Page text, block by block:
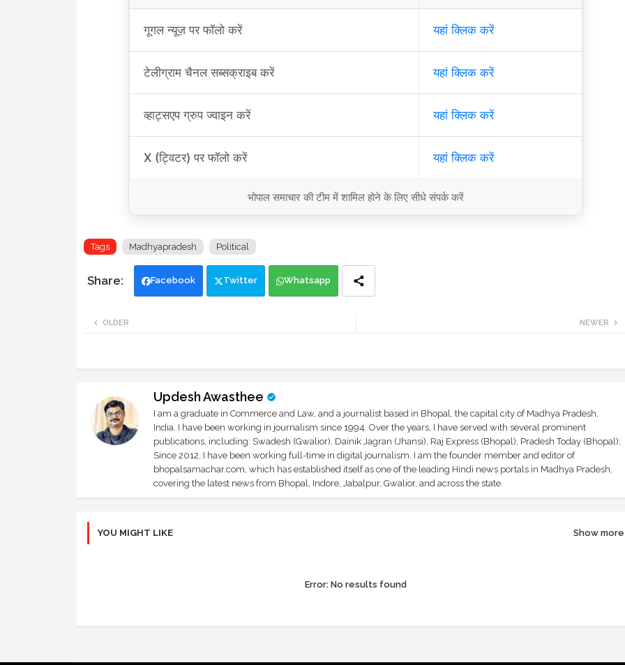
गूगल न्यूज़ पर फॉलो करें यहां क्लिक करें
टेलीग्राम चैनल सब्सक्राइब करें यहां क्लिक करें
व्हाट्सएप ग्रुप ज्वाइन करें यहां क्लिक करें
X (ट्विटर) पर फॉलो करें यहां क्लिक करें
भोपाल समाचार की टीम में शामिल होने के लिए सीधे संपर्क करें
Tags Madhyapradesh Political
Facebook Twitter Whatsapp
NEWER
OLDER
Updesh Awasthee
I am a graduate in Commerce and Law, and a journalist based in Bhopal, the capital city of Madhya Pradesh,
India. I have been working in journalism since 1994. Over the years, I have served with several prominent
publications, including: Swadesh (Gwalior), Dainik Jagran (Jhansi), Raj Express (Bhopal), Pradesh Today (Bhopal);
Since 2012, I have been working full-time in digital journalism. I am the founder member and editor of
bhopalsamachar.com, which has established itself as one of the leading Hindi news portals in Madhya Pradesh,
covering the latest news from Bhopal, Indore, Jabalpur, Gwalior, and across the state.
YOU MIGHT LIKE Show more
Error:No results found